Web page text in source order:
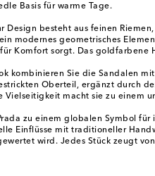
Basis für warme Tage.
besteht aus feinen
modernes geometrisches
Komfort sorgt. Das
kombinieren Sie die
Oberteil, ergänzt durch
macht sie zu einem
zu einem globalen Symbol
Einflüsse mit traditioneller
wird. Jedes Stück zeugt